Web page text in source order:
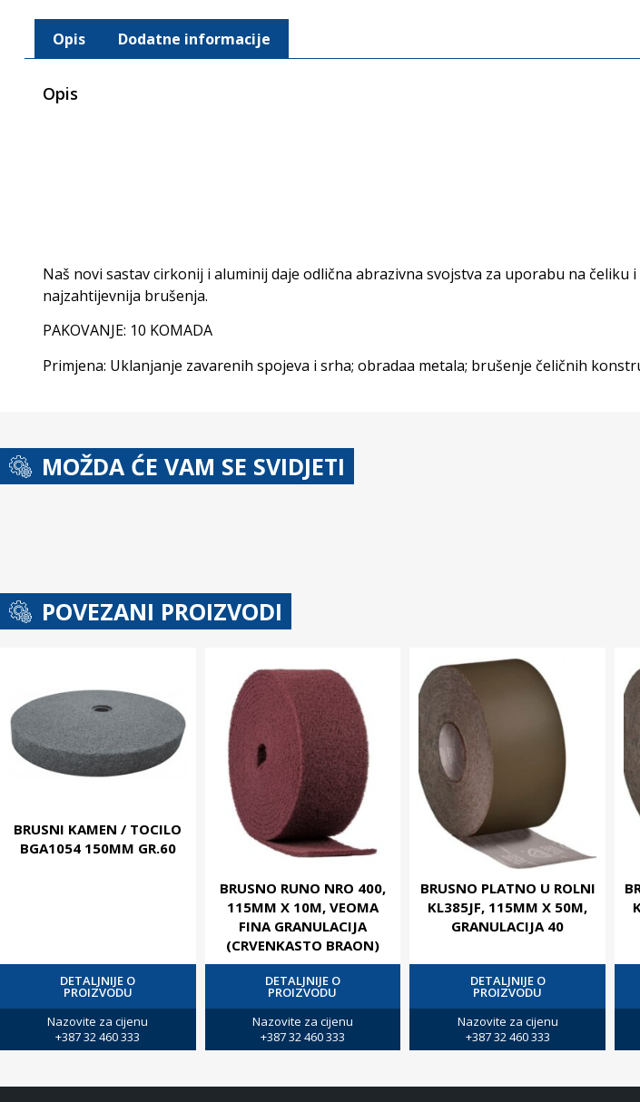
Opis Dodatne informacije
Opis
Naš novi sastav cirkonij i aluminij daje odlična abrazivna svojstva za uporabu na čeliku
najzahtijevnija brušenja.
PAKOVANJE: 10 KOMADA
Primjena: Uklanjanje zavarenih spojeva i srha; obradaa metala; brušenje čeličnih
MOŽDA ĆE VAM SE SVIDJETI
POVEZANI PROIZVODI
BRUSNI KAMEN / TOCILO
BGA1054 150MM GR.60
DETALJNIJE O
PROIZVODU
Nazovite za cijenu
+387 32 460 333
BRUSNO RUNO NRO 400,
115MM X 10M, VEOMA
FINA GRANULACIJA
(CRVENKASTO BRAON)
DETALJNIJE O
PROIZVODU
Nazovite za cijenu
+387 32 460 333
BRUSNO PLATNO U ROLNI
KL385JF, 115MM X 50M,
GRANULACIJA 40
DETALJNIJE O
PROIZVODU
Nazovite za cijenu
+387 32 460 333